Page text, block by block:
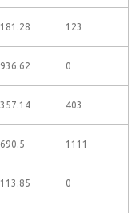
181.28 123
936.62 0
357.14 403
690.5 1111
113.85 0